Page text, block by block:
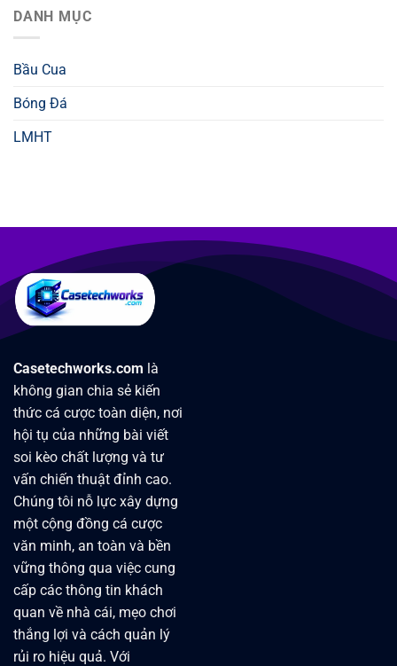
DANH MỤC
Bầu Cua
Bóng Đá
LMHT
Casetechworks.com là
không gian chia sẻ kiến
thức cá cược toàn diện, nơi
hội tụ của những bài viết
soi kèo chất lượng và tư
vấn chiến thuật đỉnh cao.
Chúng tôi nỗ lực xây dựng
một cộng đồng cá cược
văn minh, an toàn và bền
vững thông qua việc cung
cấp các thông tin khách
quan về nhà cái, mẹo chơi
thắng lợi và cách quản lý
rủi ro hiệu quả. Với